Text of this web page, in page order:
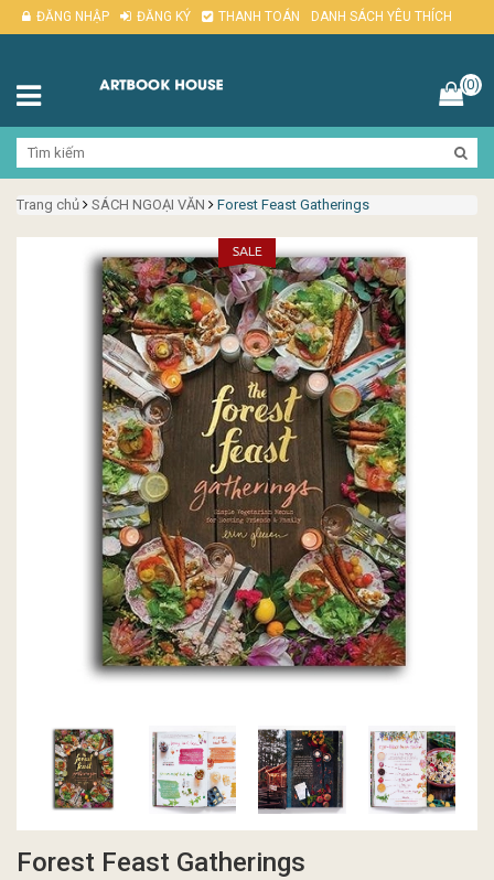
ĐĂNG NHẬP ĐĂNG KÝ THANH TOÁN DANH SÁCH YÊU THÍCH
(0)
Trang chủ SÁCH NGOẠI VĂN Forest Feast Gatherings
Forest Feast Gatherings